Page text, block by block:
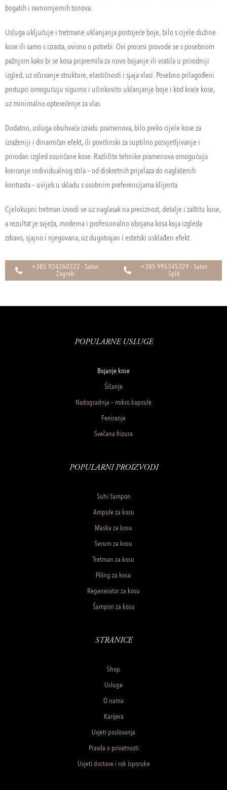
bogatih i ravnomjernih tonova.
Usluga uključuje i tretmane uklanjanja postojeće boje, bilo s cijele dužine
kose ili samo s izrasta, ovisno o potrebi. Ovi procesi provode se s posebnom
pažnjom kako bi se kosa pripremila za novo bojanje ili vratila u prirodniji
izgled, uz očuvanje strukture, elastičnosti i sjaja vlasi. Posebno prilagođeni
postupci omogućuju sigurno i učinkovito uklanjanje boje i kod kraće kose,
uz minimalno opterećenje za vlas.
Dodatno, usluga obuhvaća izradu pramenova, bilo preko cijele kose za
izraženiji i dinamičan efekt, ili površinski za suptilno posvjetljivanje i
prirodan izgled osunčane kose. Različite tehnike pramenova omogućuju
kreiranje individualnog stila – od diskretnih prijelaza do naglašenih
kontrasta – uvijek u skladu s osobnim preferencijama klijenta.
Cjelokupni tretman izvodi se uz naglasak na preciznost, detalje i zaštitu kose,
a rezultat je svježa, moderna i profesionalno obojana kosa koja izgleda
zdravo, sjajno i njegovana, uz dugotrajan i estetski usklađen efekt.
+385 924260322 - Salon
Zagreb
+385 995345329 - Salon
Split
POPULARNE USLUGE
Bojanje kose
Šišanje
Nadogradnja – mikro kapsule
Feniranje
Svečana frizura
POPULARNI PROIZVODI
Suhi šampon
Ampule za kosu
Maska za kosu
Serum za kosu
Tretman za kosu
Piling za kosu
Regenerator za kosu
Šampon za kosu
STRANICE
Shop
Usluge
O nama
Karijera
Uvjeti poslovanja
Pravila o privatnosti
Uvjeti dostave i rok isporuke